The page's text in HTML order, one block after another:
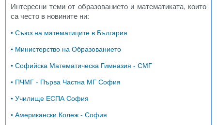
Интересни теми от образованието и математиката, които
са често в новините ни:
• Съюз на математиците в България
• Министерство на Образованието
• Софийска Математическа Гимназия - СМГ
• ПЧМГ - Първа Частна МГ София
• Училище ЕСПА София
• Американски Колеж - София